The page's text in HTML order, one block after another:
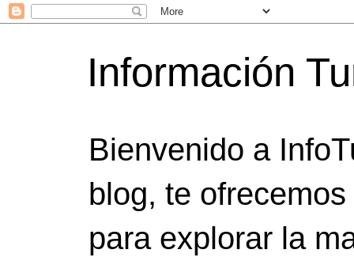
Información
Bienvenido a
blog, te
para explorar la